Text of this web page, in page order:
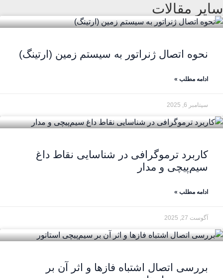
سایر مقالات
نحوه اتصال ژنراتور به سیستم زمین (ارتینگ)
ادامه مطلب »
سپتامبر 6, 2025
کاربرد ترموگرافی در شناسایی نقاط داغ
سیم‌پیچی و مدار
ادامه مطلب »
آگوست 27, 2025
بررسی اتصال اشتباه فازها و اثر آن بر